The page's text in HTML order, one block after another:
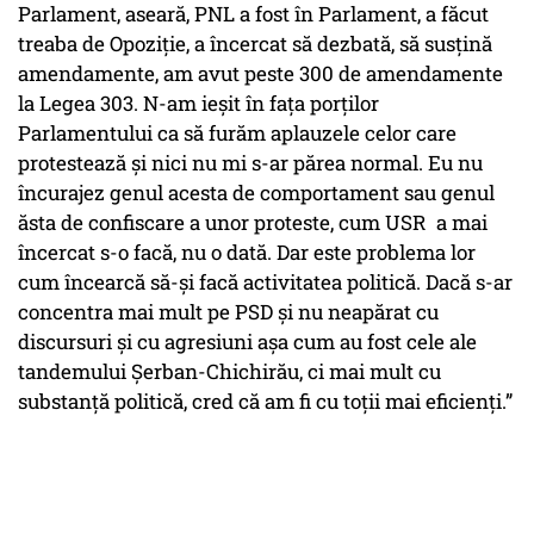
Parlament, aseară, PNL a fost în Parlament, a făcut
treaba de Opoziție, a încercat să dezbată, să susțină
amendamente, am avut peste 300 de amendamente
la Legea 303. N-am ieșit în fața porților
Parlamentului ca să furăm aplauzele celor care
protestează și nici nu mi s-ar părea normal. Eu nu
încurajez genul acesta de comportament sau genul
ăsta de confiscare a unor proteste, cum USR a mai
încercat s-o facă, nu o dată. Dar este problema lor
cum încearcă să-și facă activitatea politică. Dacă s-ar
concentra mai mult pe PSD și nu neapărat cu
discursuri și cu agresiuni așa cum au fost cele ale
tandemului Șerban-Chichirău, ci mai mult cu
substanță politică, cred că am fi cu toții mai eficienți.”